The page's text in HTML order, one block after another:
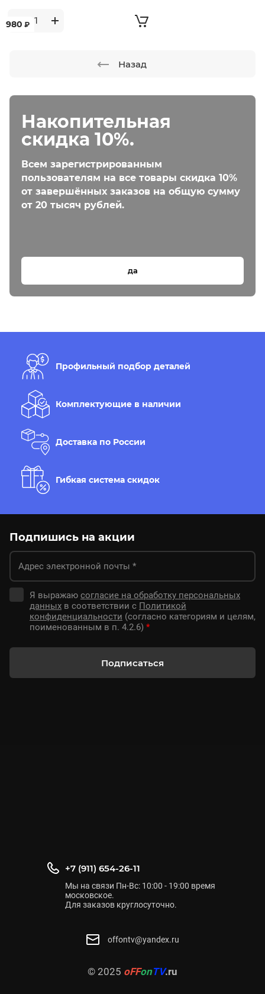
Накопительная
скидка 10%.
Всем зарегистрированным
пользователям на все товары скидка 10%
от завершённых заказов на общую сумму
от 20 тысяч рублей.
да
980 ₽
Назад
Профильный подбор деталей
Комплектующие в наличии
Доставка по России
Гибкая система скидок
Подпишись на акции
Я выражаю согласие на обработку персональных
данных в соответствии с Политикой
конфиденциальности (согласно категориям и целям,
поименованным в п. 4.2.6) *
Подписаться
© 2025 oFFonTV.ru
+7 (911) 654-26-11
Мы на связи Пн-Вс: 10:00 - 19:00 время
московское.
Для заказов круглосуточно.
offontv@yandex.ru